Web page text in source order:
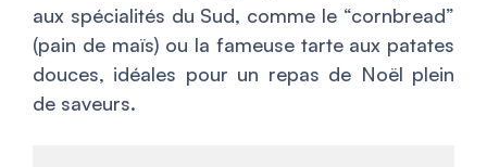
aux spécialités du Sud, comme le “cornbread”
(pain de maïs) ou la fameuse tarte aux patates
douces, idéales pour un repas de Noël plein
de saveurs.